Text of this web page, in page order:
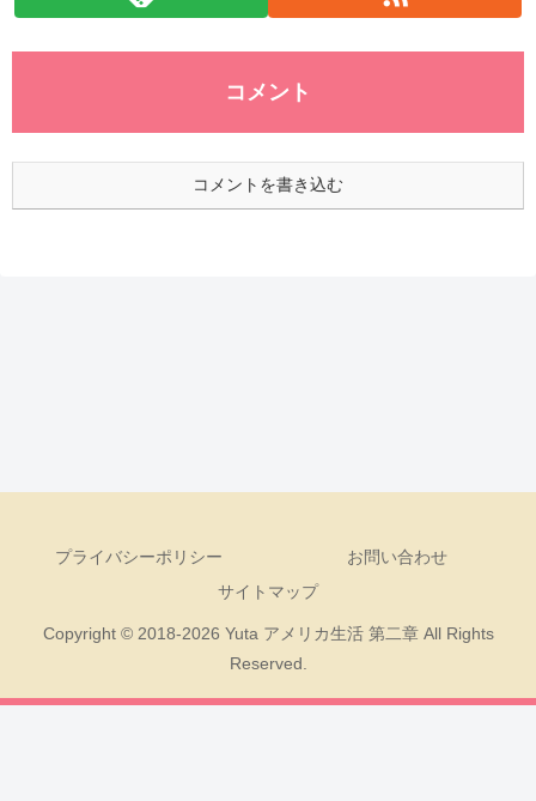
コメント
コメントを書き込む
プライバシーポリシー
お問い合わせ
サイトマップ
Copyright © 2018-2026 Yuta アメリカ生活 第二章 All Rights
Reserved.